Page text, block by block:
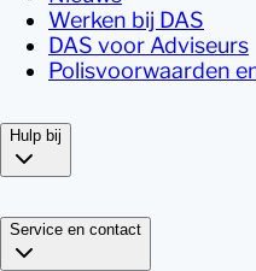
Werken bij DAS
DAS voor Adviseurs
Polisvoorwaarden
Hulp bij
Service en contact